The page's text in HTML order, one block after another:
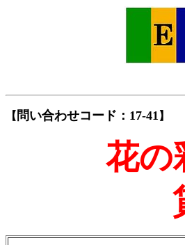
【 問い合わせコード：17-41 】
花の彩
貸